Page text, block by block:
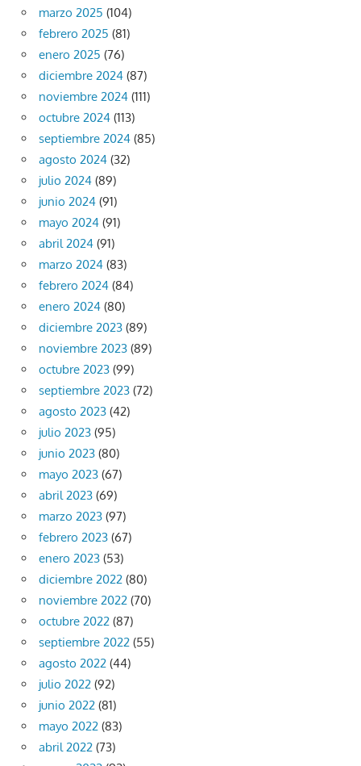
marzo 2025 (104)
febrero 2025 (81)
enero 2025 (76)
diciembre 2024 (87)
noviembre 2024 (111)
octubre 2024 (113)
septiembre 2024 (85)
agosto 2024 (32)
julio 2024 (89)
junio 2024 (91)
mayo 2024 (91)
abril 2024 (91)
marzo 2024 (83)
febrero 2024 (84)
enero 2024 (80)
diciembre 2023 (89)
noviembre 2023 (89)
octubre 2023 (99)
septiembre 2023 (72)
agosto 2023 (42)
julio 2023 (95)
junio 2023 (80)
mayo 2023 (67)
abril 2023 (69)
marzo 2023 (97)
febrero 2023 (67)
enero 2023 (53)
diciembre 2022 (80)
noviembre 2022 (70)
octubre 2022 (87)
septiembre 2022 (55)
agosto 2022 (44)
julio 2022 (92)
junio 2022 (81)
mayo 2022 (83)
abril 2022 (73)